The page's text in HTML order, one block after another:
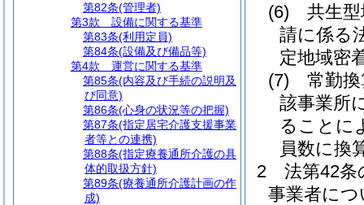
(6)
共生
請に係る
定地域密
(7)
常勤
該事業所
ることに
員数に換
2
法第42条
事業者に
第82条(管理者)
第3款
設備に関する基準
第83条(利用定員)
第84条(設備及び備品等)
第4款
運営に関する基準
第85条(内容及び手続の説明及
び同意)
第86条(心身の状況等の把握)
第87条(指定居宅介護支援事業
者等との連携)
第88条(指定療養通所介護の具
体的取扱方針)
第89条(療養通所介護計画の作
成)